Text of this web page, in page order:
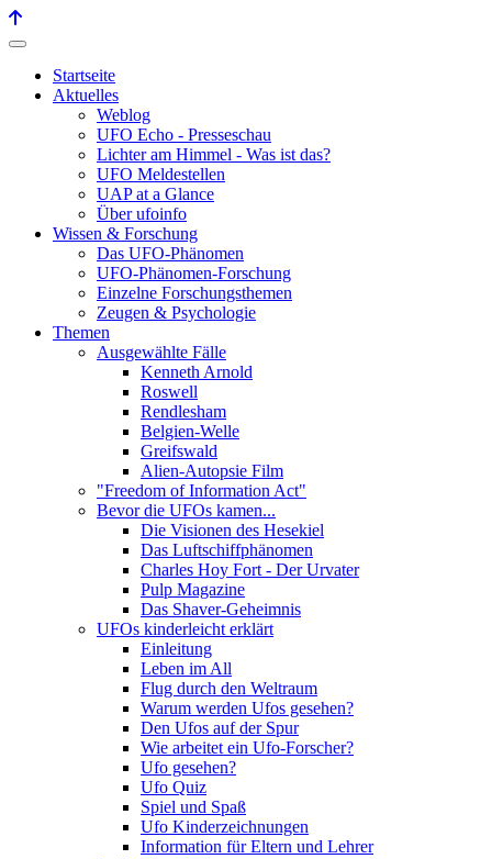
Startseite
Aktuelles
Weblog
UFO Echo - Presseschau
Lichter am Himmel - Was ist das?
UFO Meldestellen
UAP at a Glance
Über ufoinfo
Wissen & Forschung
Das UFO-Phänomen
UFO-Phänomen-Forschung
Einzelne Forschungsthemen
Zeugen & Psychologie
Themen
Ausgewählte Fälle
Kenneth Arnold
Roswell
Rendlesham
Belgien-Welle
Greifswald
Alien-Autopsie Film
"Freedom of Information Act"
Bevor die UFOs kamen...
Die Visionen des Hesekiel
Das Luftschiffphänomen
Charles Hoy Fort - Der Urvater
Pulp Magazine
Das Shaver-Geheimnis
UFOs kinderleicht erklärt
Einleitung
Leben im All
Flug durch den Weltraum
Warum werden Ufos gesehen?
Den Ufos auf der Spur
Wie arbeitet ein Ufo-Forscher?
Ufo gesehen?
Ufo Quiz
Spiel und Spaß
Ufo Kinderzeichnungen
Information für Eltern und Lehrer